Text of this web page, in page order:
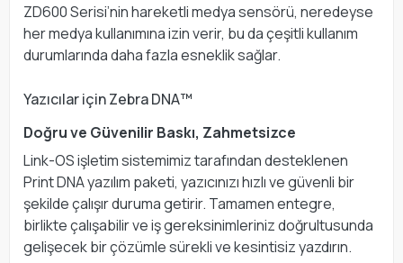
ZD600 Serisi’nin hareketli medya sensörü, neredeyse
her medya kullanımına izin verir, bu da çeşitli kullanım
durumlarında daha fazla esneklik sağlar.
Yazıcılar için Zebra DNA™
Doğru ve Güvenilir Baskı, Zahmetsizce
Link-OS işletim sistemimiz tarafından desteklenen
Print DNA yazılım paketi, yazıcınızı hızlı ve güvenli bir
şekilde çalışır duruma getirir. Tamamen entegre,
birlikte çalışabilir ve iş gereksinimleriniz doğrultusunda
gelişecek bir çözümle sürekli ve kesintisiz yazdırın.